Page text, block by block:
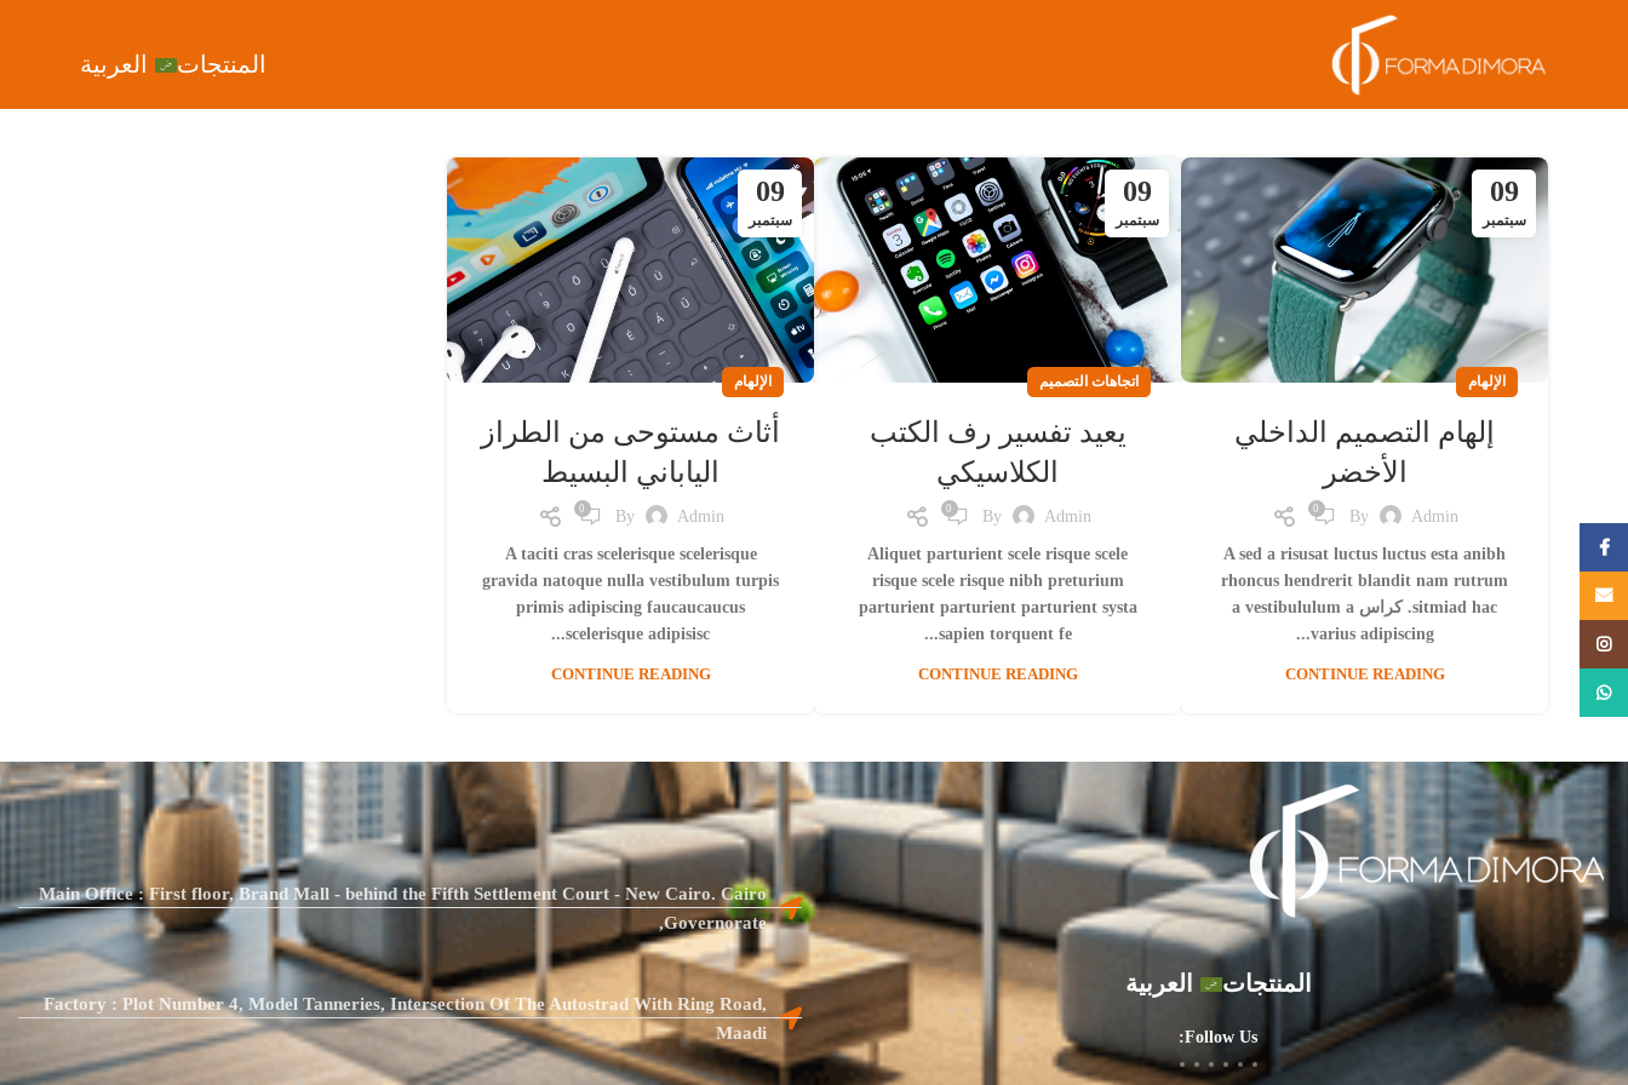
المنتجات العربية
09
سبتمبر
الإلهام
إلهام التصميم الداخلي
الأخضر
By Admin
0
A sed a risusat luctus luctus esta anibh
rhoncus hendrerit blandit nam rutrum
sitmiad hac. كراس a vestibululum a
varius adipiscing...
CONTINUE READING
09
سبتمبر
اتجاهات التصميم
يعيد تفسير رف الكتب
الكلاسيكي
By Admin
0
Aliquet parturient scele risque scele
risque scele risque nibh preturium
parturient parturient parturient systa
sapien torquent fe...
CONTINUE READING
09
سبتمبر
الإلهام
أثاث مستوحى من الطراز
الياباني البسيط
By Admin
0
A taciti cras scelerisque scelerisque
gravida natoque nulla vestibulum turpis
primis adipiscing faucaucaucus
scelerisque adipisisc...
CONTINUE READING
المنتجات العربية
Follow Us:
Main Office : First floor, Brand Mall - behind the Fifth Settlement Court - New Cairo. Cairo
Governorate,
Factory : Plot Number 4, Model Tanneries, Intersection Of The Autostrad With Ring Road,
Maadi